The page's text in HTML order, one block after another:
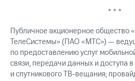
Порядок
выкупа
акций
Дивиденды
Рынок
* * *
Публичное акционерное общество
ТелеСистемы» (ПАО «МТС») —
по предоставлению услуг
связи, передачи данных и доступа
и спутникового ТВ-вещания;